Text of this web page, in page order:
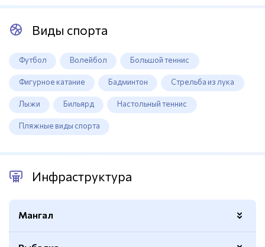
Виды спорта
Футбол Волейбол Большой теннис
Фигурное катание Бадминтон Стрельба из лука
Лыжи Бильярд Настольный теннис
Пляжные виды спорта
Инфраструктура
Мангал